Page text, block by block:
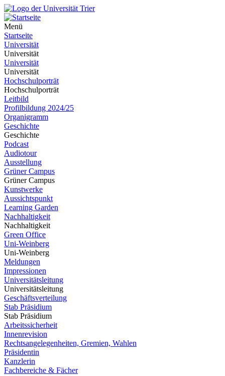
Menü
Startseite
Universität
Universität
Universität
Universität
Hochschulporträt
Hochschulporträt
Leitbild
Profilbildung 2024/25
Organigramm
Geschichte
Geschichte
Podcast
Audiotour
Ausstellung
Grüner Campus
Grüner Campus
Kunstwerke
Aussichtspunkt
Learning Garden
Nachhaltigkeit
Nachhaltigkeit
Green Office
Uni-Weinberg
Uni-Weinberg
Meldungen
Impressionen
Universitätsleitung
Universitätsleitung
Geschäftsverteilung
Stab Präsidium
Stab Präsidium
Arbeitssicherheit
Innenrevision
Rechtsangelegenheiten, Gremien, Wahlen
Präsidentin
Kanzlerin
Fachbereiche & Fächer